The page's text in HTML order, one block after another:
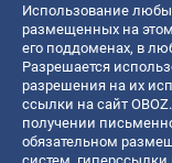
Использование
размещенных на
его поддоменах, в
Разрешается
разрешения на их
ссылки на сайт
получении
обязательном